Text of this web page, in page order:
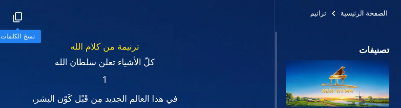
الصفحة الرئيسية ترانيم
نسخ الكلمات
تصنيفات
ترنيمة من كلام الله
كلّ الأشياء تعلن سلطان الله
1
في هذا العالم الجديد مِن قَبْل كَوْن البشر،